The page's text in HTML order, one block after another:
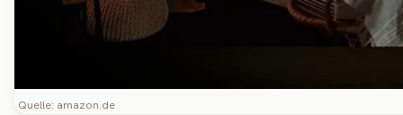
Quelle: amazon.de